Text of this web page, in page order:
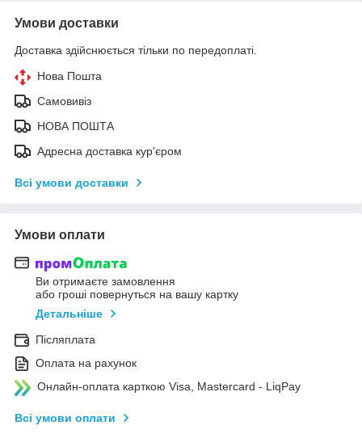
Умови доставки
Доставка здійснюється тільки по передоплаті.
Нова Пошта
Самовивіз
НОВА ПОШТА
Адресна доставка кур'єром
Всі умови доставки
Умови оплати
Ви отримаєте замовлення
або гроші повернуться на вашу картку
Детальніше
Післяплата
Оплата на рахунок
Онлайн-оплата карткою Visa, Mastercard - LiqPay
Всі умови оплати